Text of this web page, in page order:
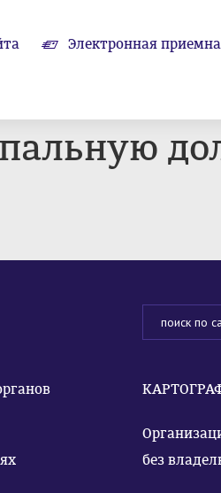
Электронная
без